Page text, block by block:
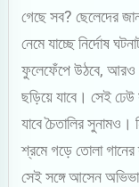
গেছে সব? ছেলেদের
নেমে যাচ্ছে নির্দোষ
ফুলেফেঁপে উঠবে, আরও
ছড়িয়ে যাবে। সেই ঢেউ
যাবে চৈতালির সুনামও।
শ্রমে গড়ে তোলা
সেই সঙ্গে আসেন